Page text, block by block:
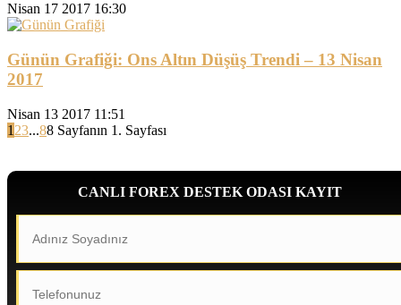
Nisan 17 2017 16:30
Günün Grafiği: Ons Altın Düşüş Trendi – 13 Nisan
2017
Nisan 13 2017 11:51
1 23...88 Sayfanın 1. Sayfası
CANLI FOREX DESTEK ODASI KAYIT